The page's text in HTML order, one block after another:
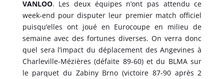
VANLOO. Les deux équipes n’ont pas attendu ce
week-end pour disputer leur premier match officiel
puisqu’elles ont joué en Eurocoupe en milieu de
semaine avec des fortunes diverses. On verra donc
quel sera l’impact du déplacement des Angevines à
Charleville-Mézières (défaite 89-60) et du BLMA sur
le parquet du Zabiny Brno (victoire 87-90 après 2